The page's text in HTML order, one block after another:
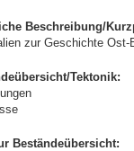
Beschreibung/
zur Geschichte Ost-
Tektonik:
Beständeübersicht: